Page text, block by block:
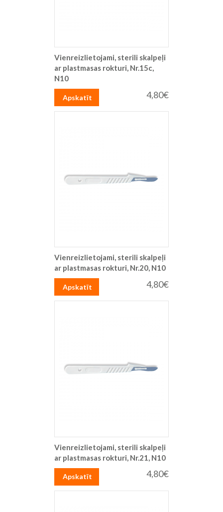
Vienreizlietojami, sterili skalpeļi
ar plastmasas rokturi, Nr.15c,
N10
4,80€
Apskatīt
Vienreizlietojami, sterili skalpeļi
ar plastmasas rokturi, Nr.20, N10
4,80€
Apskatīt
Vienreizlietojami, sterili skalpeļi
ar plastmasas rokturi, Nr.21, N10
4,80€
Apskatīt